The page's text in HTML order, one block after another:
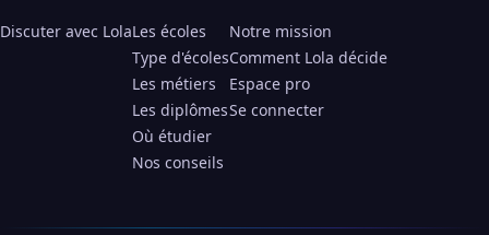
Discuter avec LolaLes écoles
Type d'écoles
Les métiers
Les diplômes
Où étudier
Nos conseils
Notre mission
Comment Lola décide
Espace pro
Se connecter